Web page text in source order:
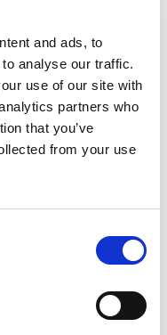
and ads, to
analyse our traffic.
use of our site with
partners who
that you’ve
from your use
online
daarvoor naar
je in schooljaar